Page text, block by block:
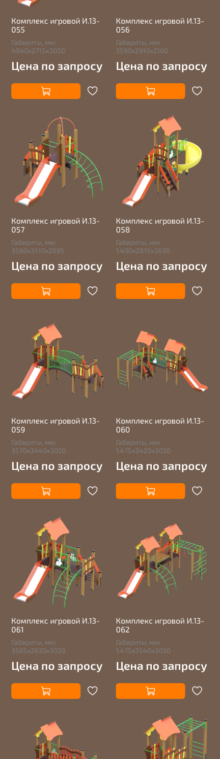
Комплекс игровой И.13-
055
Габариты, мм:
4940х2715х3030
Цена по запросу
Комплекс игровой И.13-
056
Габариты, мм:
3590х2910х2160
Цена по запросу
Комплекс игровой И.13-
057
Габариты, мм:
3560х3510х2695
Цена по запросу
Комплекс игровой И.13-
058
Габариты, мм:
5400х2815х3630
Цена по запросу
Комплекс игровой И.13-
059
Габариты, мм:
3570х3440х3030
Цена по запросу
Комплекс игровой И.13-
060
Габариты, мм:
5475х3420х3030
Цена по запросу
Комплекс игровой И.13-
061
Габариты, мм:
3565х2630х3030
Цена по запросу
Комплекс игровой И.13-
062
Габариты, мм:
5475х3540х3030
Цена по запросу